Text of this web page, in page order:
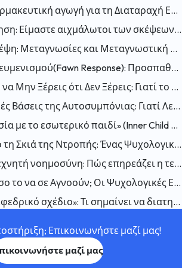
Ποια είναι η φαρμακευτική αγωγή για τη Διαταραχή Ελλειμματικής Προσοχής και Υπερκινητικότητας (ΔΕΠΥ);
Υπερεπαγρύπνηση: Είμαστε αιχμάλωτοι των σκέψεων μας; Πως μπορούμε να «απελευθερωθούμε»;
Σκέψη για τη Σκέψη: Μεταγνωσίες και Μεταγνωστική Θεραπεία
Η αντίδραση εξευμενισμού(Fawn Response): Προσπαθώντας να κάνετε τον εαυτό σας συμπαθή για να μειώσετε τον κίνδυνο
Η Επιστήμη του να Μην Ξέρεις ότι Δεν Ξέρεις: Γιατί το Φαινόμενο Dunning-Kruger Είναι Παραπλανητικό;
Οι Επιστημονικές Βάσεις της Αυτοσυμπόνιας: Γιατί Λειτουργεί η Αυτοσυμπόνια;
Τι είναι η «Εργασία με το εσωτερικό παιδί» (Inner Child Work); Πώς επηρεάζουν οι πληγές του παρελθόντος το παρόν;
Βγαίνοντας από τη Σκιά της Ντροπής: Ένας Ψυχολογικός Οδηγός για να Συμφιλιωθείτε με τον Εαυτό σας
Άγχος για την τεχνητή νοημοσύνη: Πώς επηρεάζει η τεχνητή νοημοσύνη την ανθρώπινη ψυχολογία;
Γιατί Πονάει Τόσο το να σε Αγνοούν; Οι Ψυχολογικές Επιπτώσεις της Αδιαφορίας
«Cushioning- το εφεδρικό σχέδιο»: Τι σημαίνει να διατηρείται ένα εφεδρικό σχέδιο σε μια σχέση και γιατί συμβαίνει;
Επικοινωνήστε μαζί μας!
μαζί μας